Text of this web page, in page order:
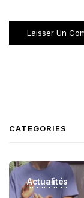
CATEGORIES
Actualités